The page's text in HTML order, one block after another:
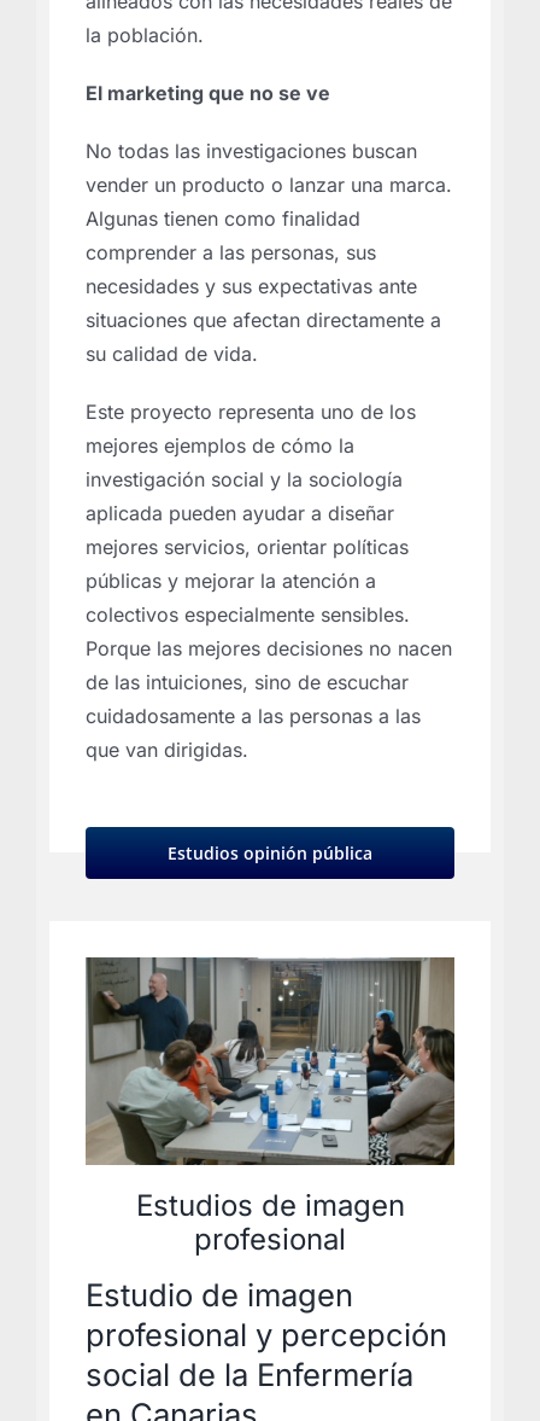
la población.
El marketing que no se ve
No todas las investigaciones buscan
vender un producto o lanzar una marca.
Algunas tienen como finalidad
comprender a las personas, sus
necesidades y sus expectativas ante
situaciones que afectan directamente a
su calidad de vida.
Este proyecto representa uno de los
mejores ejemplos de cómo la
investigación social y la sociología
aplicada pueden ayudar a diseñar
mejores servicios, orientar políticas
públicas y mejorar la atención a
colectivos especialmente sensibles.
Porque las mejores decisiones no nacen
de las intuiciones, sino de escuchar
cuidadosamente a las personas a las
que van dirigidas.
Estudios opinión pública
Estudios de imagen
profesional
Estudio de imagen
profesional y percepción
social de la Enfermería